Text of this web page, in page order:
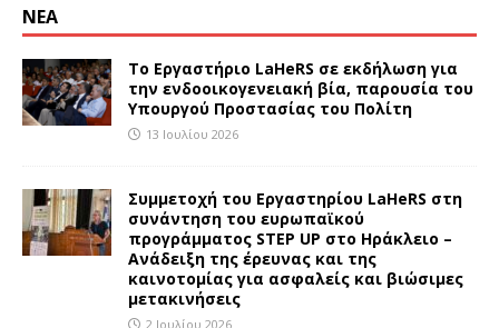
ΝΕΑ
Το Εργαστήριο LaHeRS σε εκδήλωση για
την ενδοοικογενειακή βία, παρουσία του
Υπουργού Προστασίας του Πολίτη
13 Ιουλίου 2026
Συμμετοχή του Εργαστηρίου LaHeRS στη
συνάντηση του ευρωπαϊκού
προγράμματος STEP UP στο Ηράκλειο –
Ανάδειξη της έρευνας και της
καινοτομίας για ασφαλείς και βιώσιμες
μετακινήσεις
2 Ιουλίου 2026